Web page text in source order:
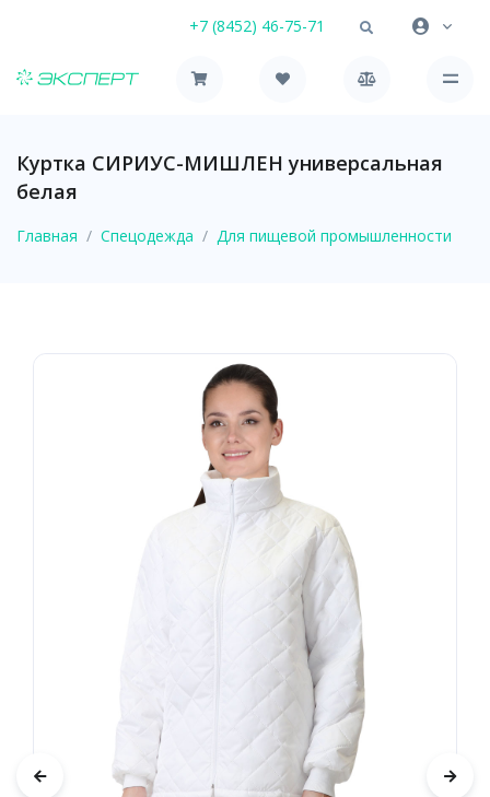
+7 (8452) 46-75-71
Куртка СИРИУС-МИШЛЕН универсальная
белая
Главная Спецодежда Для пищевой промышленности